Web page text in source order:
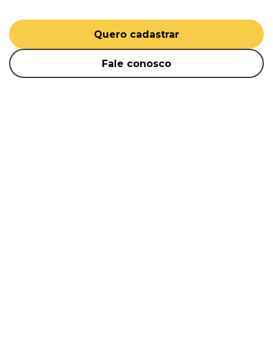
Quero cadastrar
Fale conosco